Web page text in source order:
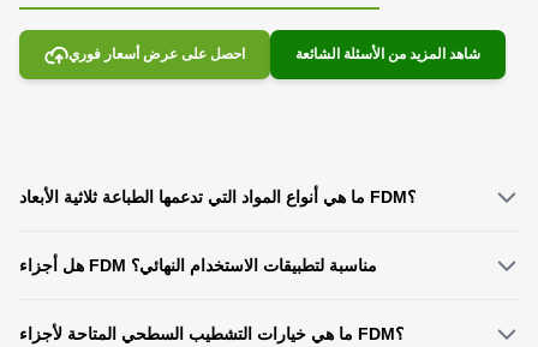
احصل على عرض أسعار فوري شاهد المزيد من الأسئلة الشائعة
ما هي أنواع المواد التي تدعمها الطباعة ثلاثية الأبعاد FDM؟
الطباعة، وABS المتين، وTPU المرن، وPETG الآمن على الأغذية، مما يتوافق مع
هل أجزاء FDM مناسبة لتطبيقات الاستخدام النهائي؟
النهائي في الإلكترونيات الاستهلاكية والروبوتات وغيرها من المجالات، مع أداء ميكانيكي
ما هي خيارات التشطيب السطحي المتاحة لأجزاء FDM؟